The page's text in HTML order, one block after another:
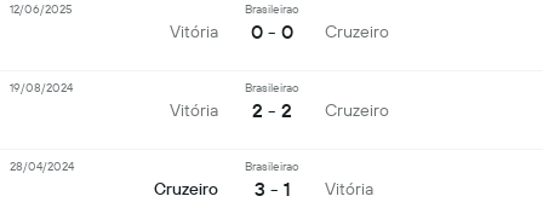
Vitória
Brasileirao
0 - 0 Cruzeiro
12/06/2025
Vitória
Brasileirao
2 - 2 Cruzeiro
19/08/2024
Cruzeiro
Brasileirao
3 - 1 Vitória
28/04/2024